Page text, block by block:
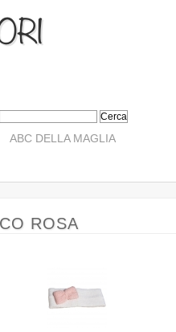
ABC DELLA MAGLIA
ROSA